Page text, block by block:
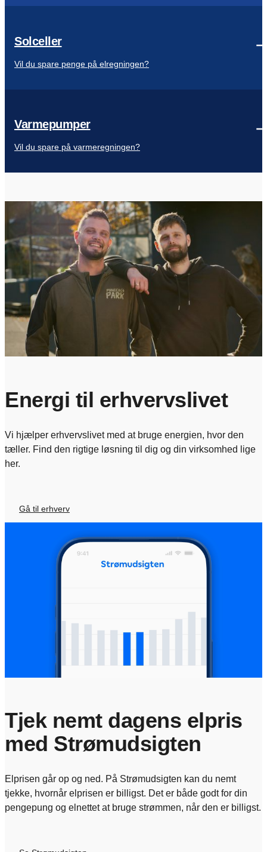
Solceller
Vil du spare penge på elregningen?
Varmepumper
Vil du spare på varmeregningen?
Energi til erhvervslivet
Vi hjælper erhvervslivet med at bruge energien, hvor den
tæller. Find den rigtige løsning til dig og din virksomhed lige
her.
Gå til erhverv
Tjek nemt dagens elpris
med Strømudsigten
Elprisen går op og ned. På Strømudsigten kan du nemt
tjekke, hvornår elprisen er billigst. Det er både godt for din
pengepung og elnettet at bruge strømmen, når den er billigst.